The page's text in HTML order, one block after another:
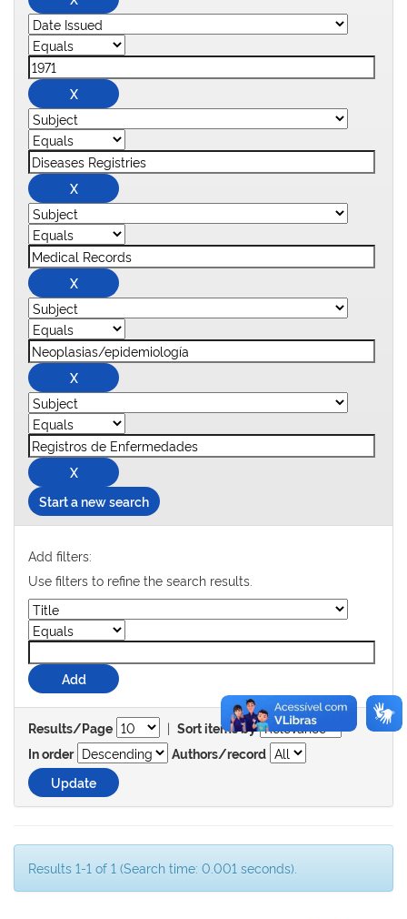
Start a new search
Add filters:
Use filters to refine the search results.
Results/Page | Sort items by
In order
Authors/record
Results 1-1 of 1 (Search time: 0.001 seconds).